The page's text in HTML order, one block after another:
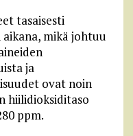
tasaisesti
mikä johtuu
ja
ovat noin
hiilidioksiditaso
ppm.